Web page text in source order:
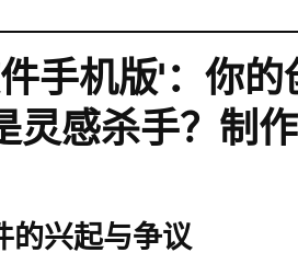
手机版'：你的
灵感杀手？制
的兴起与争议